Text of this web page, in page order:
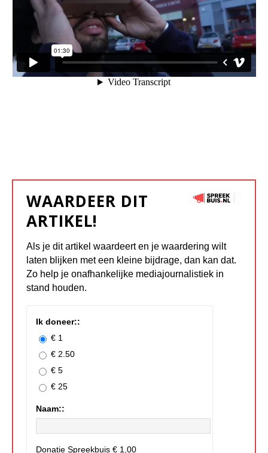
WAARDEER DIT
ARTIKEL!
Als je dit artikel waardeert en je waardering wilt
laten blijken met een kleine bijdrage, dan kan dat.
Zo help je onafhankelijke mediajournalistiek in
stand houden.
Ik doneer::
€ 1
€ 2.50
€ 5
€ 25
Naam::
Donatie Spreekbuis € 1,00